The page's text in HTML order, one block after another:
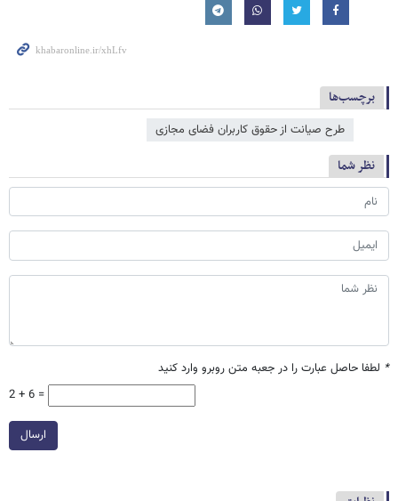
برچسب‌ها
طرح صیانت از حقوق کاربران فضای مجازی
نظر شما
* لطفا حاصل عبارت را در جعبه متن روبرو وارد کنید
2 + 6 =
ارسال